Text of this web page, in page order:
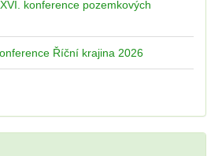
konference pozemkových
Říční krajina 2026